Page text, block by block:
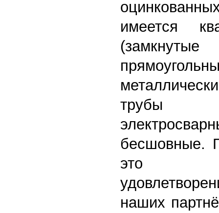
имеется
трубы
бесшовные.
это
наших